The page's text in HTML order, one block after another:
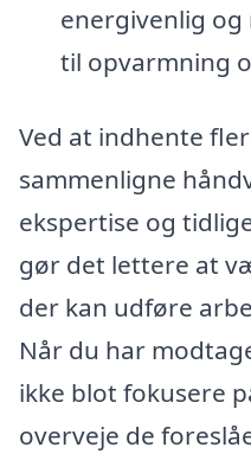
energivenlig
til opvarmning
Ved at indhente
sammenligne
ekspertise og
gør det lettere at
der kan udføre
Når du har
ikke blot fokusere
overveje de